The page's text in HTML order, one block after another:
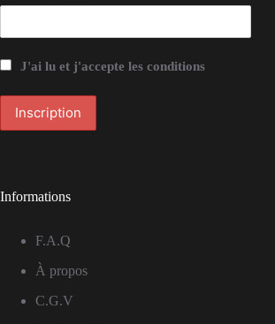
J'ai lu et j'accepte les conditions
Informations
F.A.Q
À propos
C.G.V